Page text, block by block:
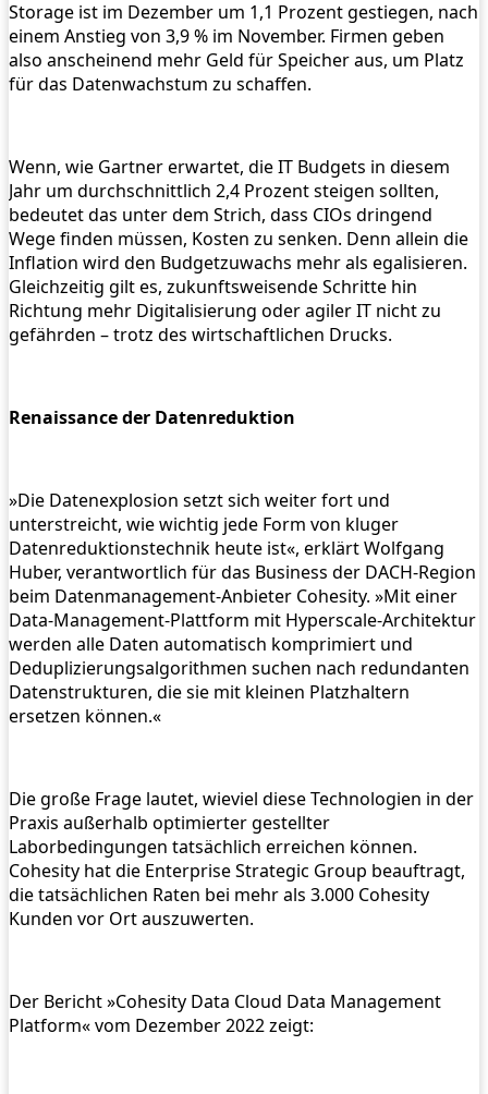
Storage ist im Dezember um 1,1 Prozent gestiegen, nach
einem Anstieg von 3,9 % im November. Firmen geben
also anscheinend mehr Geld für Speicher aus, um Platz
für das Datenwachstum zu schaffen.
Wenn, wie Gartner erwartet, die IT Budgets in diesem
Jahr um durchschnittlich 2,4 Prozent steigen sollten,
bedeutet das unter dem Strich, dass CIOs dringend
Wege finden müssen, Kosten zu senken. Denn allein die
Inflation wird den Budgetzuwachs mehr als egalisieren.
Gleichzeitig gilt es, zukunftsweisende Schritte hin
Richtung mehr Digitalisierung oder agiler IT nicht zu
gefährden – trotz des wirtschaftlichen Drucks.
Renaissance der Datenreduktion
»Die Datenexplosion setzt sich weiter fort und
unterstreicht, wie wichtig jede Form von kluger
Datenreduktionstechnik heute ist«, erklärt Wolfgang
Huber, verantwortlich für das Business der DACH-Region
beim Datenmanagement-Anbieter Cohesity. »Mit einer
Data-Management-Plattform mit Hyperscale-Architektur
werden alle Daten automatisch komprimiert und
Deduplizierungsalgorithmen suchen nach redundanten
Datenstrukturen, die sie mit kleinen Platzhaltern
ersetzen können.«
Die große Frage lautet, wieviel diese Technologien in der
Praxis außerhalb optimierter gestellter
Laborbedingungen tatsächlich erreichen können.
Cohesity hat die Enterprise Strategic Group beauftragt,
die tatsächlichen Raten bei mehr als 3.000 Cohesity
Kunden vor Ort auszuwerten.
Der Bericht »Cohesity Data Cloud Data Management
Platform« vom Dezember 2022 zeigt: